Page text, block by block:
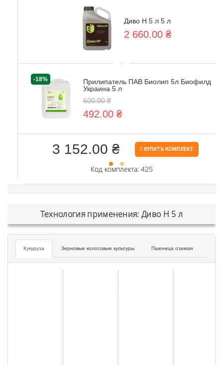
Диво Н 5 л 5 л
2 660.00 ₴
+
-18%
Прилипатель ПАВ Биолип 5л Биофилд
Украина 5 л
600.00 ₴
492.00 ₴
Код комплекта: 425
3 152.00 ₴ КУПИТЬ КОМПЛЕКТ
Технология применения: Диво Н 5 л
Кукуруза Зерновые колосовые культуры Пшеница озимая